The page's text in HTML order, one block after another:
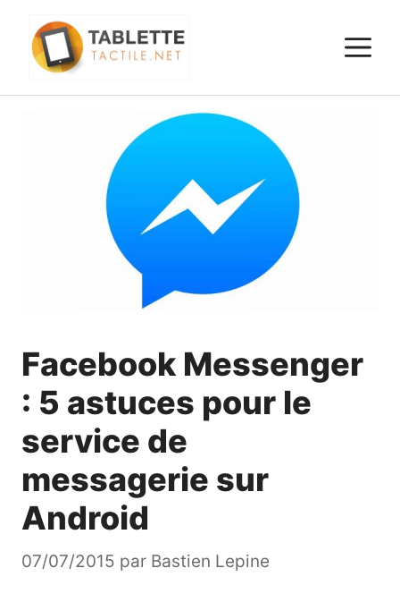
contenu
Facebook Messenger
: 5 astuces pour le
service de
messagerie sur
Android
07/07/2015 par Bastien Lepine